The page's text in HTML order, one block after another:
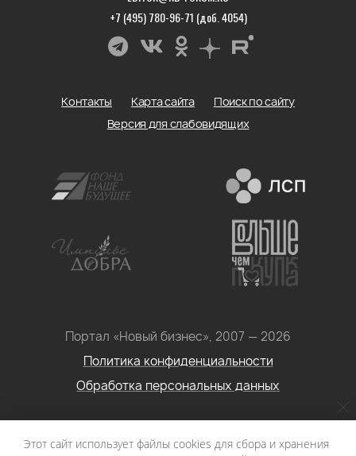
+7 (495) 780-96-71 (доб. 4054)
Портал «Новый бизнес», 2007 — 2026
Политика конфиденциальности
Обработка персональных данных
Контакты Карта сайта
Поиск по сайту
Версия для слабовидящих
Условия использования информации с сайта: Материалы
Этот сайт использует файлы cookies для сбора и хранения